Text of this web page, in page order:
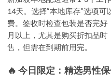
14天。选择“本地库存”选项
费。签收时检查包装是否完
月以上，尤其是购买折扣品
售，但需在到期前用完。
🔥 今日限定：精选男性